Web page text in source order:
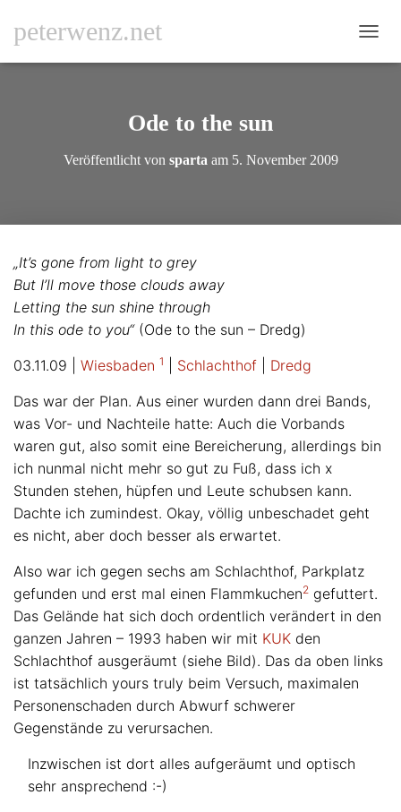
peterwenz.net
A
Ode to the sun
Veröffentlicht von sparta am 5. November 2009
„It’s gone from light to grey
But I’ll move those clouds away
Letting the sun shine through
In this ode to you“(Ode to the sun – Dredg)
03.11.09 | Wiesbaden 1 Schlachthof
Dredg
Das war der Plan. Aus einer wurden dann drei Bands,
was Vor- und Nachteile hatte: Auch die Vorbands
waren gut, also somit eine Bereicherung, allerdings bin
ich nunmal nicht mehr so gut zu Fuß, dass ich x
Stunden stehen, hüpfen und Leute schubsen kann.
Dachte ich zumindest. Okay, völlig unbeschadet geht
es nicht, aber doch besser als erwartet.
Also war ich gegen sechs am Schlachthof, Parkplatz
gefunden und erst mal einen Flammkuchen2 gefuttert.
Das Gelände hat sich doch ordentlich verändert in den
ganzen Jahren – 1993 haben wir mit KUK den
Schlachthof ausgeräumt (siehe Bild). Das da oben links
ist tatsächlich yours truly beim Versuch, maximalen
Personenschaden durch Abwurf schwerer
Gegenstände zu verursachen.
Inzwischen ist dort alles aufgeräumt und optisch
sehr ansprechend :-)